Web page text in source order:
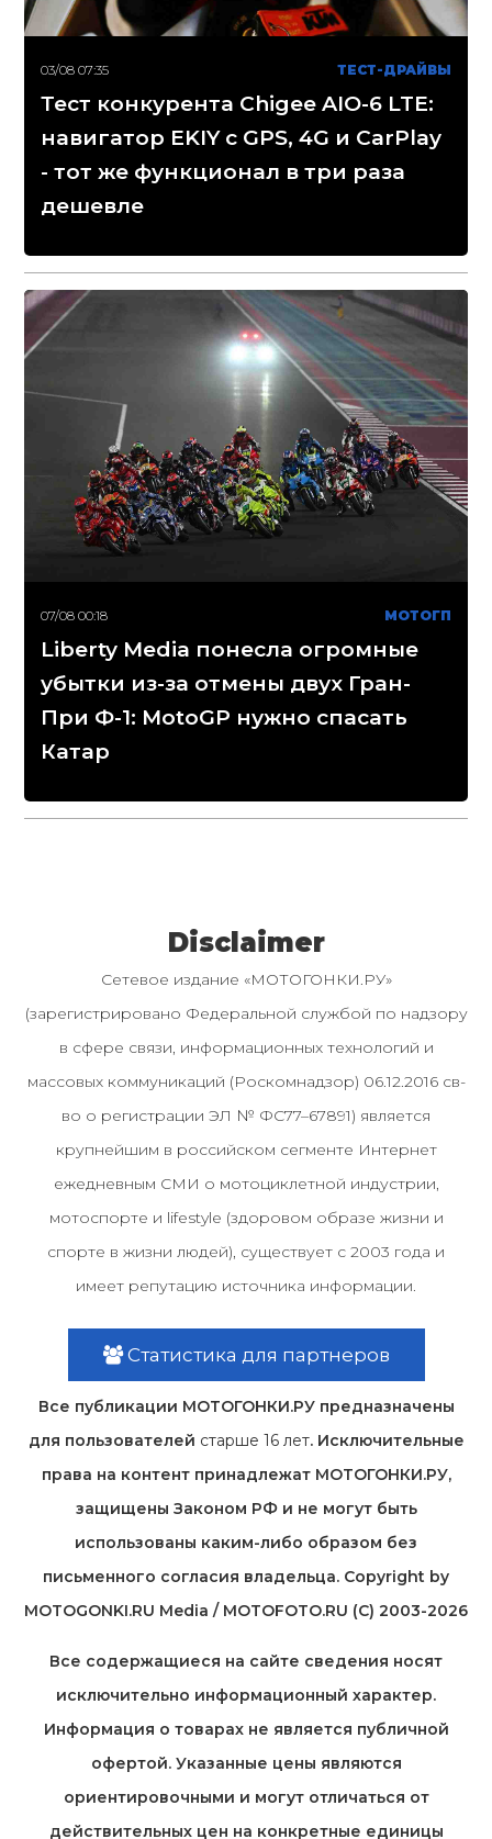
03/08 07:35 ТЕСТ-ДРАЙВЫ
Тест конкурента Chigee AIO-6 LTE:
навигатор EKIY с GPS, 4G и CarPlay
- тот же функционал в три раза
дешевле
07/08 00:18 МОТОГП
Liberty Media понесла огромные
убытки из-за отмены двух Гран-
При Ф-1: MotoGP нужно спасать
Катар
Disclaimer
Сетевое издание «МОТОГОНКИ.РУ»
(зарегистрировано Федеральной службой по надзору
в сфере связи, информационных технологий и
массовых коммуникаций (Роскомнадзор) 06.12.2016 св-
во о регистрации ЭЛ № ФС77–67891) является
крупнейшим в российском сегменте Интернет
ежедневным СМИ о мотоциклетной индустрии,
мотоспорте и lifestyle (здоровом образе жизни и
спорте в жизни людей), существует с 2003 года и
имеет репутацию источника информации.
Статистика для партнеров
Все публикации МОТОГОНКИ.РУ предназначены
для пользователей старше 16 лет. Исключительные
права на контент принадлежат МОТОГОНКИ.РУ,
защищены Законом РФ и не могут быть
использованы каким-либо образом без
письменного согласия владельца. Copyright by
MOTOGONKI.RU Media / MOTOFOTO.RU (C) 2003-2026
Все содержащиеся на cайте сведения носят
исключительно информационный характер.
Информация о товарах не является публичной
офертой. Указанные цены являются
ориентировочными и могут отличаться от
действительных цен на конкретные единицы